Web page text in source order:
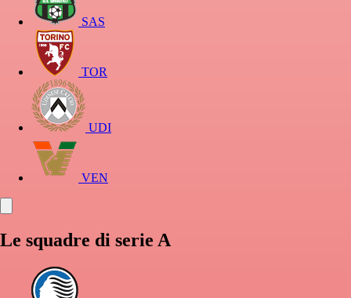
SAS
TOR
UDI
VEN
Le squadre di serie A